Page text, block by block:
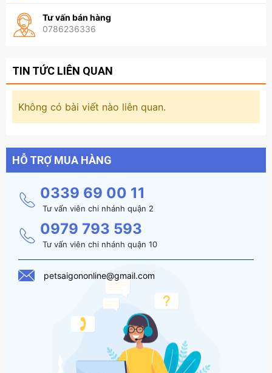
Tư vấn bán hàng
0786236336
TIN TỨC LIÊN QUAN
Không có bài viết nào liên quan.
HỖ TRỢ MUA HÀNG
0339 69 00 11
Tư vấn viên chi nhánh quận 2
0979 793 593
Tư vấn viên chi nhánh quận 10
petsaigononline@gmail.com